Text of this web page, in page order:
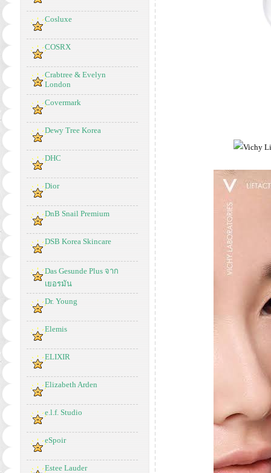
Cosluxe
COSRX
Crabtree & Evelyn
London
Covermark
Dewy Tree Korea
DHC
Dior
DnB Snail Premium
DSB Korea Skincare
Das Gesunde Plus จาก
เยอรมัน
Dr. Young
Elemis
ELIXIR
Elizabeth Arden
e.l.f. Studio
eSpoir
Estee Lauder